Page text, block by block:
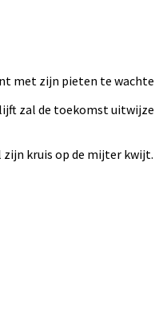
met zijn pieten te
zal de toekomst
kruis op de mijter